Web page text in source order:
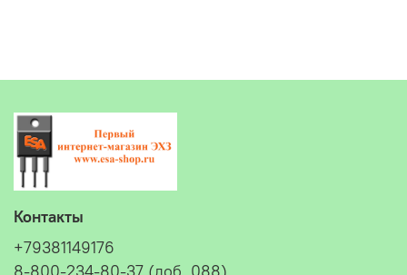
Контакты
+79381149176